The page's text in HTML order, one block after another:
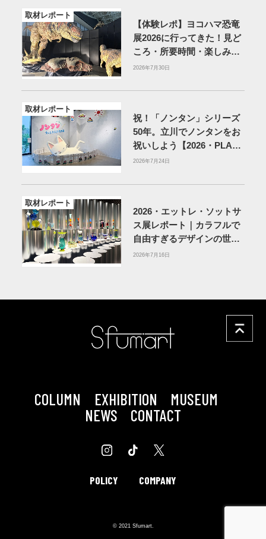
取材レポート
【体験レポ】ヨコハマ恐竜
展2026に行ってきた！見ど
ころ・所要時間・楽しみ方
を紹介
2026年7月30日
取材レポート
祝！「ノンタン」シリーズ
50年。立川でノンタンをお
祝いしよう【2026・PLAY!
MUSEUM】
2026年7月24日
取材レポート
2026・エットレ・ソットサ
ス展レポート｜カラフルで
自由すぎるデザインの世界
を体験
2026年7月16日
COLUMN EXHIBITION
MUSEUM
NEWS
CONTACT
POLICY COMPANY
© 2021 Sfumart.